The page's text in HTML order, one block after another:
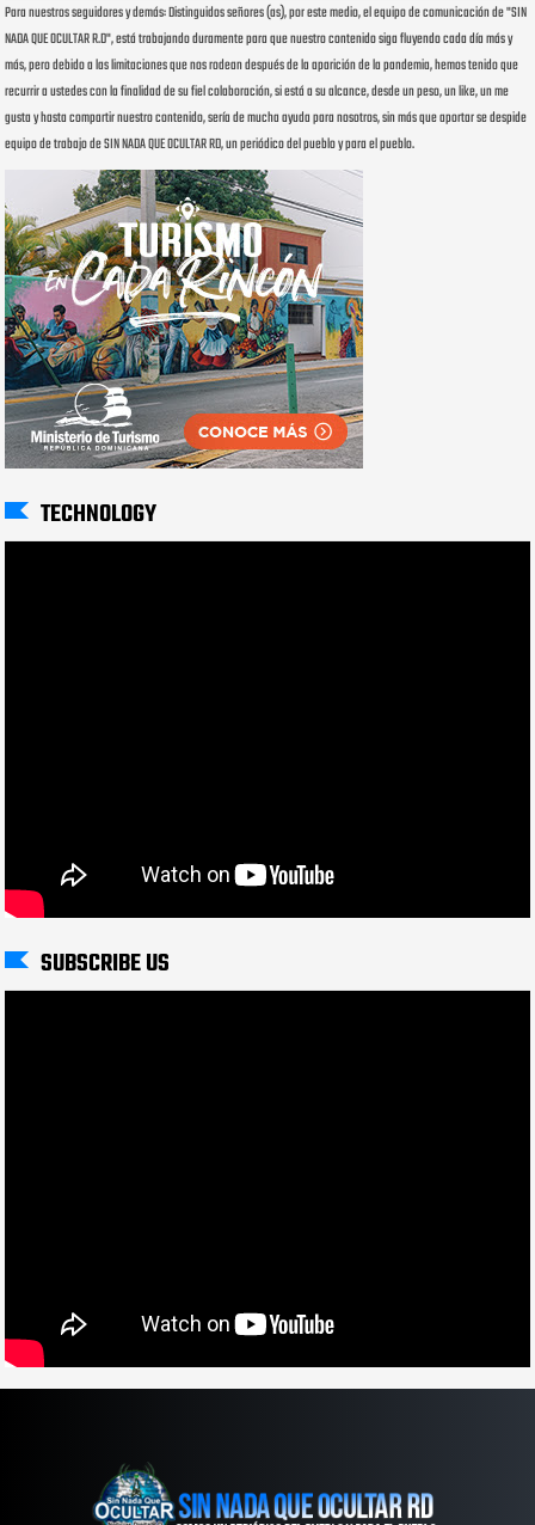
Para nuestros seguidores y demás: Distinguidos señores (as), por este medio, el equipo de comunicación de "SIN
NADA QUE OCULTAR R.D", está trabajando duramente para que nuestro contenido siga fluyendo cada día más y
más, pero debido a las limitaciones que nos rodean después de la aparición de la pandemia, hemos tenido que
recurrir a ustedes con la finalidad de su fiel colaboración, si está a su alcance, desde un peso, un like, un me
gusta y hasta compartir nuestro contenido, sería de mucha ayuda para nosotros, sin más que aportar se despide
equipo de trabajo de SIN NADA QUE OCULTAR RD, un periódico del pueblo y para el pueblo.
TECHNOLOGY
SUBSCRIBE US